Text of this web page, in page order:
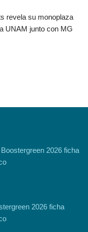
revela su monoplaza
UNAM junto con MG
2026 ficha
2026 ficha